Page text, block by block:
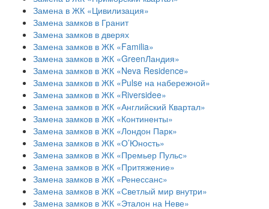
Замена в ЖК «Цивилизация»
Замена замков в Гранит
Замена замков в дверях
Замена замков в ЖК «Familia»
Замена замков в ЖК «GreenЛандия»
Замена замков в ЖК «Neva Residence»
Замена замков в ЖК «Pulse на набережной»
Замена замков в ЖК «Riversidee»
Замена замков в ЖК «Английский Квартал»
Замена замков в ЖК «Континенты»
Замена замков в ЖК «Лондон Парк»
Замена замков в ЖК «О’Юность»
Замена замков в ЖК «Премьер Пульс»
Замена замков в ЖК «Притяжение»
Замена замков в ЖК «Ренессанс»
Замена замков в ЖК «Светлый мир внутри»
Замена замков в ЖК «Эталон на Неве»